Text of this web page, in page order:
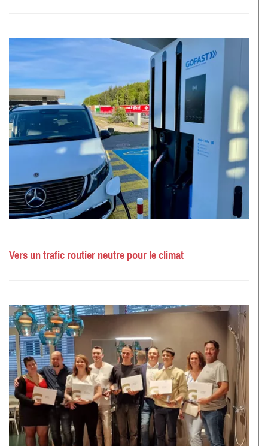
Vers un trafic routier neutre pour le climat